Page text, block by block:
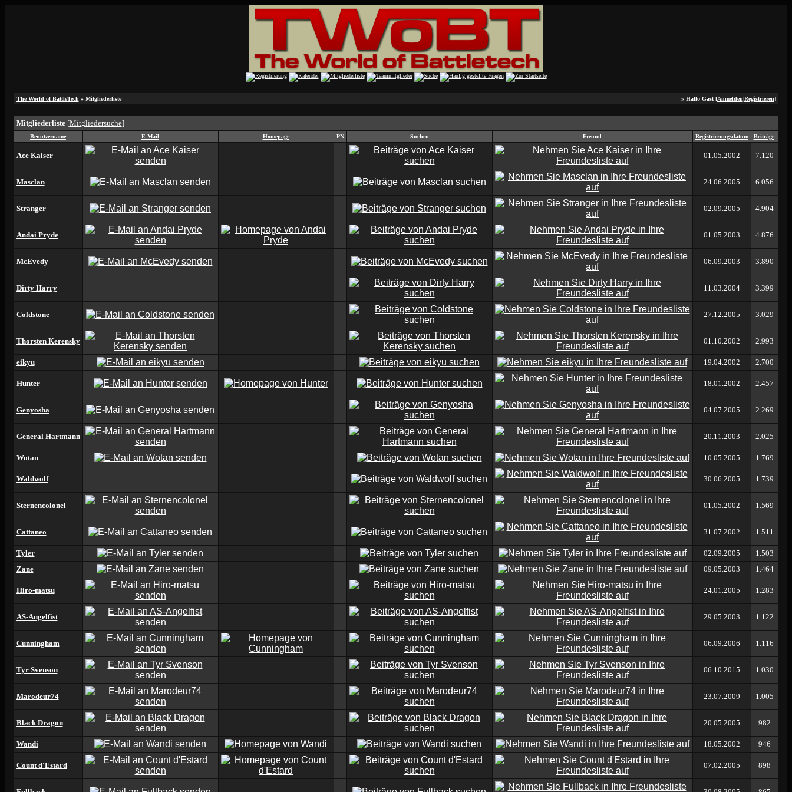
The World of BattleTech » Mitgliederliste » Hallo Gast [Anmelden|Registrieren]
Mitgliederliste[Mitgliedersuche]
Benutzername E-Mail Homepage PN Suchen Freund Registrierungsdatum Beiträge
Ace Kaiser 01.05.2002 7.120
Masclan 24.06.2005 6.056
Stranger 02.09.2005 4.904
Andai Pryde 01.05.2003 4.876
McEvedy 06.09.2003 3.890
Dirty Harry 11.03.2004 3.399
Coldstone 27.12.2005 3.029
Thorsten Kerensky 01.10.2002 2.993
eikyu 19.04.2002 2.700
Hunter 18.01.2002 2.457
Genyosha 04.07.2005 2.269
General Hartmann 20.11.2003 2.025
Wotan 10.05.2005 1.769
Waldwolf 30.06.2005 1.739
Sternencolonel 01.05.2002 1.569
Cattaneo 31.07.2002 1.511
Tyler 02.09.2005
1.503
Zane
09.05.2003 1.464
Hiro-matsu 24.01.2005 1.283
AS-Angelfist 29.05.2003 1.122
Cunningham 06.09.2006 1.116
Tyr Svenson 06.10.2015 1.030
Marodeur74 23.07.2009 1.005
Black Dragon 20.05.2005 982
Wandi 18.05.2002 946
Count d'Estard 07.02.2005 898